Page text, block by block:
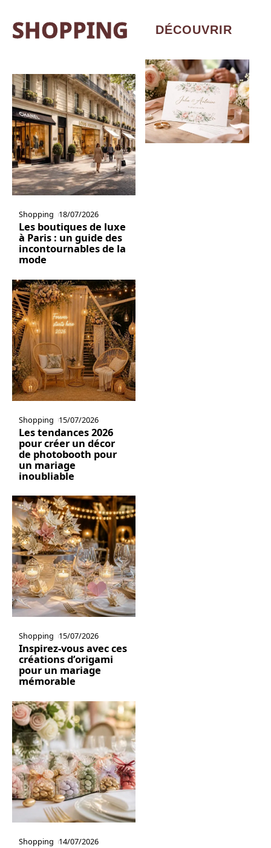
SHOPPING DÉCOUVRIR
Shopping 18/07/2026
Les boutiques de luxe
à Paris : un guide des
incontournables de la
mode
Shopping 15/07/2026
Les tendances 2026
pour créer un décor
de photobooth pour
un mariage
inoubliable
Shopping 15/07/2026
Inspirez-vous avec ces
créations d’origami
pour un mariage
mémorable
Shopping 14/07/2026